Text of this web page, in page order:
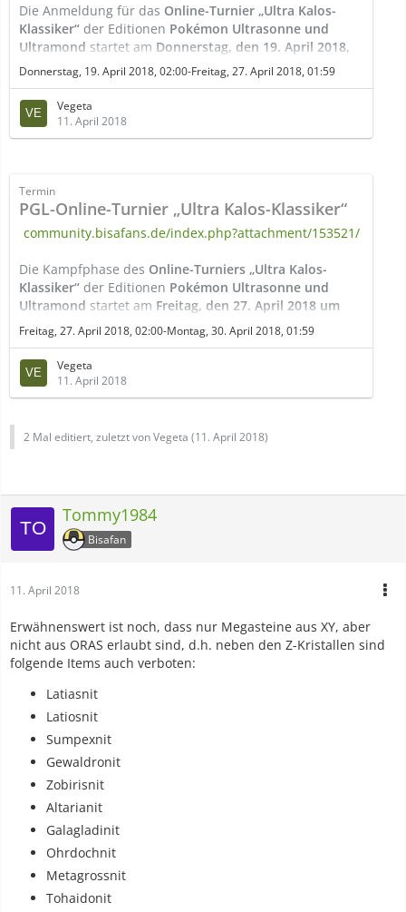
Die Anmeldung für das Online-Turnier „Ultra Kalos-
Klassiker“ der Editionen Pokémon Ultrasonne und
Ultramond startet am Donnerstag, den 19. April 2018,
02:00 Uhr (MESZ; 00:00 Uhr UTC)
und bleibt
voraussichtlich
bis zum Freitag, den 27. April 2018 um
01:59 Uhr (MESZ; UTC: Donnerstag, 26. April 2018, 23:59
Uhr)
offen. Für die Teilnahme wird eine Mitgliedschaft
im Pokémon Trainer Club, eine drahtlose
Donnerstag, 19. April 2018, 02:00-Freitag, 27. April 2018, 01:59
Vegeta
11. April 2018
Termin
PGL-Online-Turnier „Ultra Kalos-Klassiker“
community.bisafans.de/index.php?attachment/153521/
Die Kampfphase des Online-Turniers „Ultra Kalos-
Klassiker“ der Editionen Pokémon Ultrasonne und
Ultramond startet am Freitag, den 27. April 2018 um
02:00 Uhr (MESZ, 00:00 Uhr UTC)und endet amMontag,
den 30. April 2018 um 01:59 Uhr (MESZ; UTC: Sonntag,
29. April 2018, 23:59 Uhr)
vorigen sieben Tage über; pro Tag können maximal 15
Kämpfe ausgetragen werden. Die Ergebnisse des
Freitag, 27. April 2018, 02:00-Montag, 30. April 2018, 01:59
Vegeta
11. April 2018
2 Mal editiert, zuletzt von Vegeta (11. April 2018)
Tommy1984
Bisafan
11. April 2018
Erwähnenswert ist noch, dass nur Megasteine aus XY, aber
nicht aus ORAS erlaubt sind, d.h. neben den Z-Kristallen sind
folgende Items auch verboten:
Latiasnit
Latiosnit
Sumpexnit
Gewaldronit
Zobirisnit
Altarianit
Galagladinit
Ohrdochnit
Metagrossnit
Tohaidonit